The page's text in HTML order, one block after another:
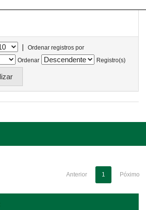
|
Ordenar registros por
Ordenar
Registro(s)
Anterior 1 Póximo